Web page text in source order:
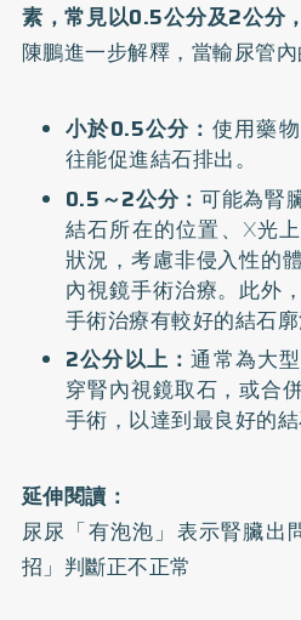
素，常見以0.5公分及2公分
陳鵬進一步解釋，當輸尿管內
小於0.5公分： 使用藥
往能促進結石排出。
0.5～2公分：可能為腎
結石所在的位置、X光
狀況，考慮非侵入性的
內視鏡手術治療。此外
手術治療有較好的結石廓
2公分以上：通常為大
穿腎內視鏡取石，或合
手術，以達到最良好的結
延伸閱讀：
尿尿「有泡泡」表示腎臟出
招」判斷正不正常